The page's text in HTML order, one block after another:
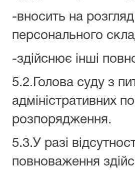
-вносить на
персонального
-здійснює інші
5.2.Голова суду з
адміністративних
розпорядження.
5.3.У разі
повноваження